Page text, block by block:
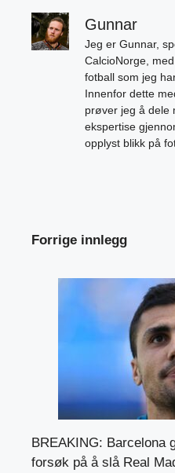
Gunnar
Jeg er Gunnar,
CalcioNorge,
fotball som jeg
Innenfor dette
prøver jeg å dele
ekspertise
opplyst blikk på
Forrige innlegg
BREAKING: Barcelona
forsøk på å slå Real